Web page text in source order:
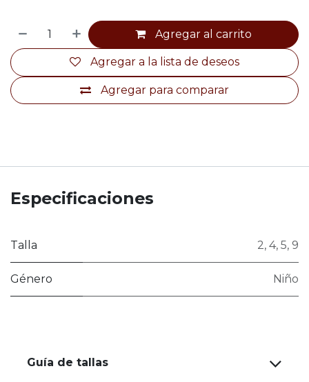
Agregar al carrito
Agregar para comparar
Agregar a la lista de deseos
Especificaciones
Talla 2, 4, 5, 9
Género Niño
Guía de tallas